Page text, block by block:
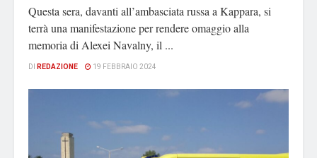
Questa sera, davanti all’ambasciata russa a Kappara, si
terrà una manifestazione per rendere omaggio alla
memoria di Alexei Navalny, il ...
DI REDAZIONE 19 FEBBRAIO 2024